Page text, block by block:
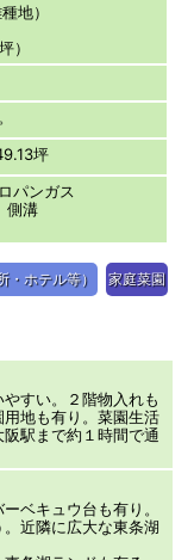
地）
）
坪
パンガス
側溝
・ホテル等） 家庭菜園
すい。２階物入れも
地も有り。菜園生活
駅まで約１時間で通
ベキュウ台も有り。
近隣に広大な東条湖